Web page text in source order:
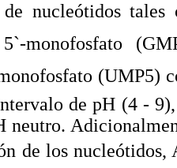
nucleótidos tales
monofosfato
(UMP5)
de pH (4 -
neutro.
de los nucleótidos,